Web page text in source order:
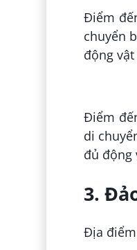
Điểm
chuyển
động
Điểm
di
đủ động
3.
Địa